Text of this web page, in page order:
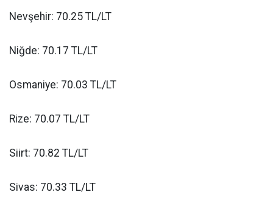
Nevşehir: 70.25 TL/LT
Niğde: 70.17 TL/LT
Osmaniye: 70.03 TL/LT
Rize: 70.07 TL/LT
Siirt: 70.82 TL/LT
Sivas: 70.33 TL/LT